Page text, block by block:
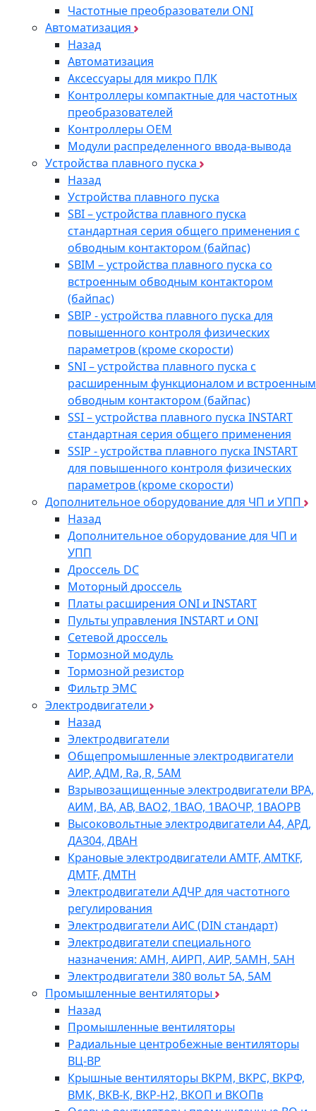
Частотные преобразователи ONI
Автоматизация
Назад
Автоматизация
Аксессуары для микро ПЛК
Контроллеры компактные для частотных
преобразователей
Контроллеры ОЕМ
Модули распределенного ввода-вывода
Устройства плавного пуска
Назад
Устройства плавного пуска
SBI – устройства плавного пуска
стандартная серия общего применения с
обводным контактором (байпас)
SBIM – устройства плавного пуска со
встроенным обводным контактором
(байпас)
SBIP - устройства плавного пуска для
повышенного контроля физических
параметров (кроме скорости)
SNI – устройства плавного пуска с
расширенным функционалом и встроенным
обводным контактором (байпас)
SSI – устройства плавного пуска INSTART
стандартная серия общего применения
SSIP - устройства плавного пуска INSTART
для повышенного контроля физических
параметров (кроме скорости)
Дополнительное оборудование для ЧП и УПП
Назад
Дополнительное оборудование для ЧП и
УПП
Дроссель DC
Моторный дроссель
Платы расширения ONI и INSTART
Пульты управления INSTART и ONI
Сетевой дроссель
Тормозной модуль
Тормозной резистор
Фильтр ЭМС
Электродвигатели
Назад
Электродвигатели
Общепромышленные электродвигатели
АИР, АДМ, Ra, R, 5AM
Взрывозащищенные электродвигатели ВРА,
АИМ, ВА, АВ, ВАO2, 1ВАО, 1ВАОЧР, 1ВАОРВ
Высоковольтные электродвигатели A4, АРД,
ДАЗ04, ДВАН
Крановые электродвигатели AMTF, AMTKF,
ДMTF, ДМТН
Электродвигатели АДЧР для частотного
регулирования
Электродвигатели АИС (DIN стандарт)
Электродвигатели специального
назначения: АМН, АИРП, АИР, 5АМН, 5АН
Электродвигатели 380 вольт 5А, 5АМ
Промышленные вентиляторы
Назад
Промышленные вентиляторы
Радиальные центробежные вентиляторы
ВЦ-ВР
Крышные вентиляторы ВКРМ, ВКРС, ВКРФ,
ВМК, ВКВ-К, ВКР-Н2, ВКОП и ВКОПв